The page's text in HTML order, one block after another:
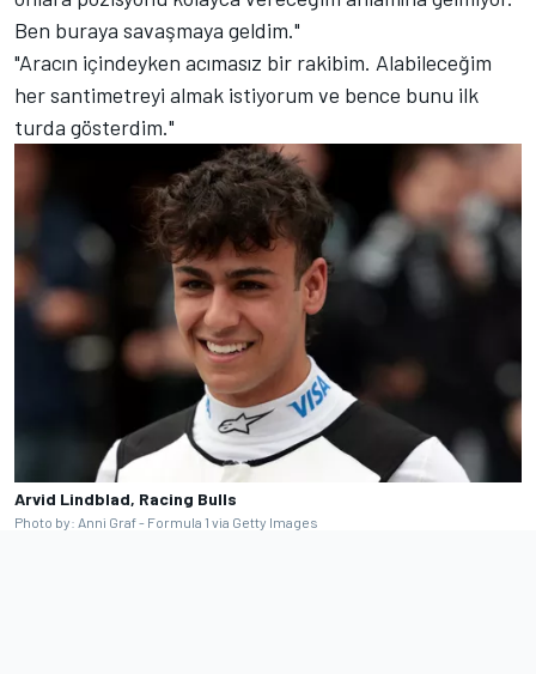
Ben buraya savaşmaya geldim."
"Aracın içindeyken acımasız bir rakibim. Alabileceğim
her santimetreyi almak istiyorum ve bence bunu ilk
turda gösterdim."
Arvid Lindblad, Racing Bulls
Photo by: Anni Graf - Formula 1 via Getty Images